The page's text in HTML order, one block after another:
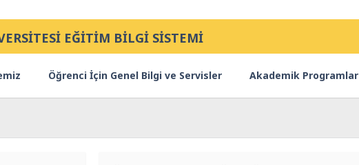
EĞİTİM BİLGİ SİSTEMİ
Öğrenci İçin Genel Bilgi ve Servisler Akademik Programlar